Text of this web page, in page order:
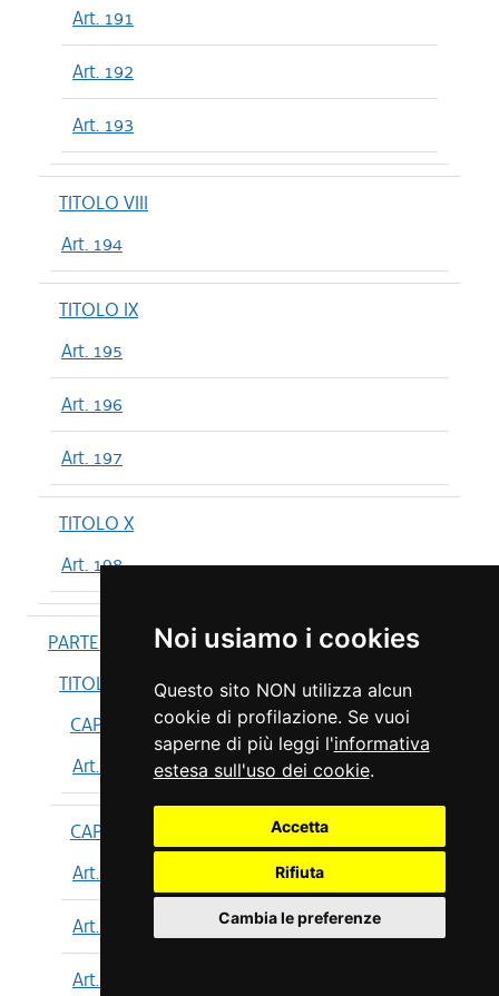
Noi usiamo i cookies
Questo sito NON utilizza alcun
cookie di profilazione. Se vuoi
saperne di più leggi l'informativa
estesa sull'uso dei cookie.
Accetta
Rifiuta
Cambia le preferenze
Art. 191
Art. 192
Art. 193
TITOLO VIII
Art. 194
TITOLO IX
Art. 195
Art. 196
Art. 197
TITOLO X
Art. 198
PARTE IV
TITOLO I
CAPO I
Art. 199
CAPO II
Art. 200
Art. 201
Art. 202